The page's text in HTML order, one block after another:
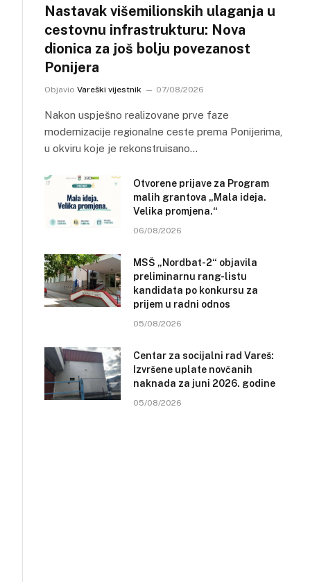
Nastavak višemilionskih ulaganja u
cestovnu infrastrukturu: Nova
dionica za još bolju povezanost
Ponijera
Objavio Vareški vijestnik 07/08/2026
Nakon uspješno realizovane prve faze
modernizacije regionalne ceste prema Ponijerima,
u okviru koje je rekonstruisano…
Otvorene prijave za Program
malih grantova „Mala ideja.
Velika promjena.“
06/08/2026
MSŠ „Nordbat-2“ objavila
preliminarnu rang-listu
kandidata po konkursu za
prijem u radni odnos
05/08/2026
Centar za socijalni rad Vareš:
Izvršene uplate novčanih
naknada za juni 2026. godine
05/08/2026